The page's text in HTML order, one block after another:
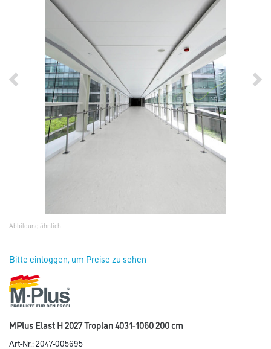
Abbildung ähnlich
Bitte einloggen, um Preise zu sehen
MPlus Elast H 2027 Troplan 4031-1060 200 cm
Art-Nr.:2047-005695